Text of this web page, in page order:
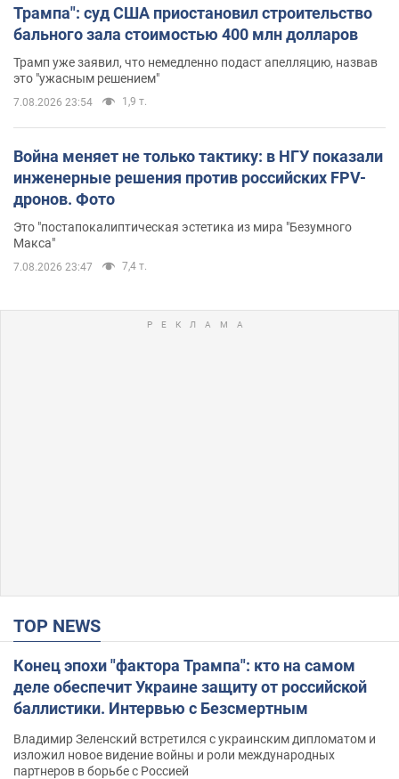
Трампа": суд США приостановил строительство
бального зала стоимостью 400 млн долларов
Трамп уже заявил, что немедленно подаст апелляцию, назвав
это "ужасным решением"
7.08.2026 23:54 1,9 т.
Война меняет не только тактику: в НГУ показали
инженерные решения против российских FPV-
дронов. Фото
Это "постапокалиптическая эстетика из мира "Безумного
Макса"
7.08.2026 23:47 7,4 т.
TOP NEWS
Конец эпохи "фактора Трампа": кто на самом
деле обеспечит Украине защиту от российской
баллистики. Интервью с Безсмертным
Владимир Зеленский встретился с украинским дипломатом и
изложил новое видение войны и роли международных
партнеров в борьбе с Россией